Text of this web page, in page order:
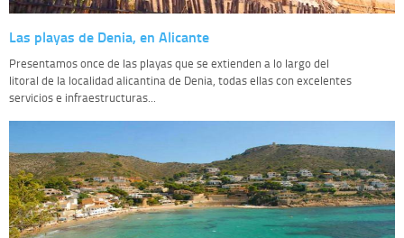
Las playas de Denia, en Alicante
Presentamos once de las playas que se extienden a lo largo del
litoral de la localidad alicantina de Denia, todas ellas con excelentes
servicios e infraestructuras...